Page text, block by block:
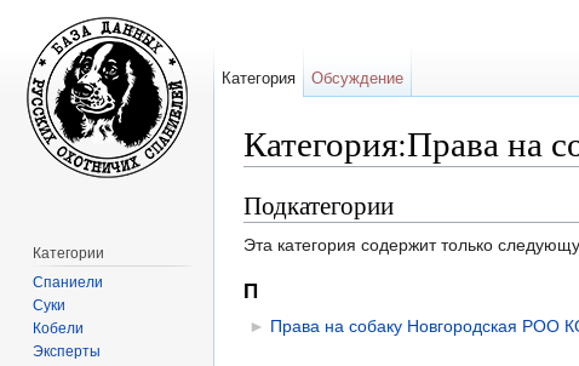
Категория:Права на
Подкатегории
Эта категория содержит только
П
► Права на собаку Новгородская РОО
Категория Обсуждение
Категории
Спаниели
Суки
Кобели
Эксперты